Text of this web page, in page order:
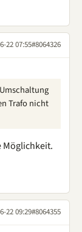
22 07:55#8064326
Trafo nicht
Möglichkeit.
22 09:29#8064355